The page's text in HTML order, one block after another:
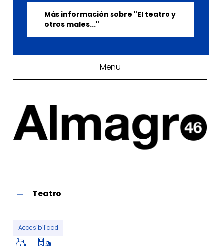
Más información sobre "El teatro y
otros males..."
Menu
Teatro
Accesibilidad